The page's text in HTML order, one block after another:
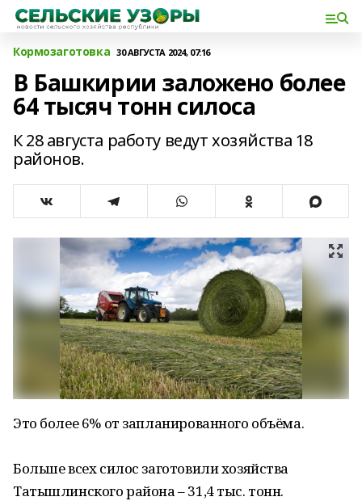
Кормозаготовка 30 АВГУСТА 2024, 07:16
В Башкирии заложено более
64 тысяч тонн силоса
К 28 августа работу ведут хозяйства 18
районов.
Это более 6% от запланированного объёма.
Больше всех силос заготовили хозяйства
Татышлинского района – 31,4 тыс. тонн.